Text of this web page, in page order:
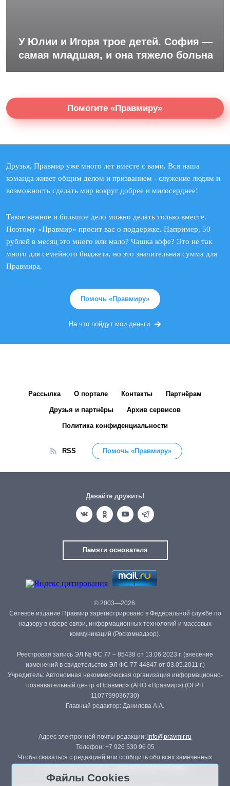
У Юлии и Игоря трое детей. София —
самая младшая, и она тяжело больна
Помогите «Правмиру»
Друзья, Правмир уже много лет вместе с вами. Вся наша
команда живет общим делом и призванием - служение людям и
возможность сделать мир вокруг добрее и милосерднее!
Такое важное и большое дело можно делать только вместе.
Поэтому «Правмир» просит вас о поддержке. Например, 50
рублей в месяц это много или мало? Чашка кофе? Это не так
много для семейного бюджета, но это значительная сумма для
Правмира.
Помочь «Правмиру»
На что пойдут мои деньги
Рассылка О портале Контакты Партнёрам
Друзья и партнёры Архив сервисов
Политика конфиденциальности
RSS Помочь «Правмиру»
Давайте дружить!
Памяти основателя
© 2003—2026.
Сетевое издание Правмир зарегистрировано в Федеральной службе по
надзору в сфере связи, информационных технологий и массовых
коммуникаций (Роскомнадзор).
Реестровая запись ЭЛ № ФС 77 – 85438 от 13.06.2023 г. (внесение
изменений в свидетельство ЭЛ ФС 77-44847 от 03.05.2011 г.)
Учредитель: Автономная некоммерческая организация информационно-
познавательный центр «Правмир» (АНО «Правмир») (ОГРН
1107799036730)
Главный редактор: Данилова А.А.
Адрес электронной почты редакции: info@pravmir.ru
Телефон: +7 926 530 96 05
Чтобы связаться с редакцией или сообщить обо всех замеченных
Файлы Cookies